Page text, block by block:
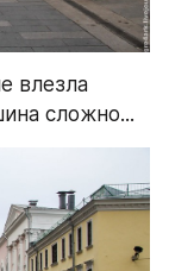
влезла
сложно...